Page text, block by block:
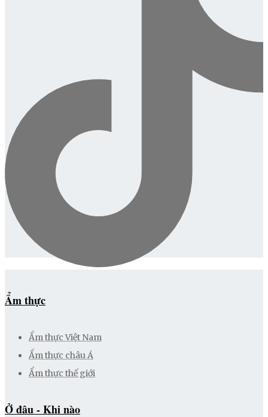
Ẩm thực
Ẩm thực Việt Nam
Ẩm thực châu Á
Ẩm thực thế giới
Ở đâu - Khi nào